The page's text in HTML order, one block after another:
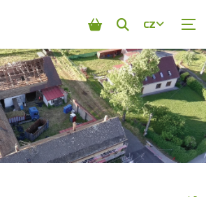
Zobrazit
vyhledávání
CZ